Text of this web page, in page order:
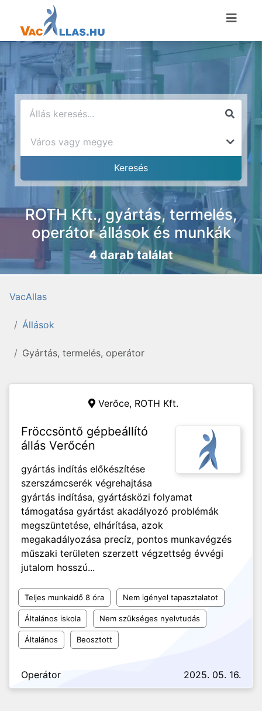
ROTH Kft., gyártás, termelés,
operátor állások és munkák
4 darab találat
VacAllas
Állások
Gyártás, termelés, operátor
Verőce, ROTH Kft.
Fröccsöntő gépbeállító
állás Verőcén
gyártás indítás előkészítése
szerszámcserék végrehajtása
gyártás indítása, gyártásközi folyamat
támogatása gyártást akadályozó problémák
megszüntetése, elhárítása, azok
megakadályozása precíz, pontos munkavégzés
műszaki területen szerzett végzettség évvégi
jutalom hosszú...
Teljes munkaidő 8 óra Nem igényel tapasztalatot
Általános iskola Nem szükséges nyelvtudás
Általános Beosztott
Operátor 2025. 05. 16.